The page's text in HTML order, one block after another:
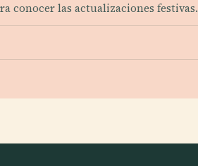
conocer las actualizaciones festivas.